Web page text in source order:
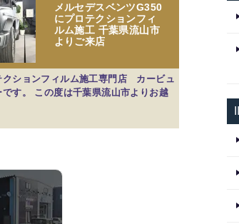
メルセデスベンツG350
にプロテクションフィ
ルム施工 千葉県流山市
よりご来店
クションフィルム施工専門店 カービュ
す。 この度は千葉県流山市よりお越